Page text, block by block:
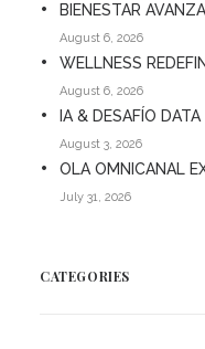
BIENESTAR
August 6, 2026
WELLNESS
August 6, 2026
IA & DESAFÍO DATA
August 3, 2026
OLA OMNICANAL
July 31, 2026
CATEGORIES